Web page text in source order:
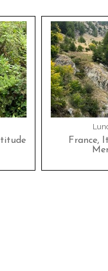
France,